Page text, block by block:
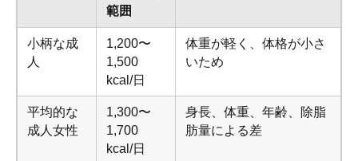
範囲
小柄な成
人
1,200〜
1,500
kcal/日
体重が軽く、体格が小さ
いため
平均的な
成人女性
1,300〜
1,700
kcal/日
身長、体重、年齢、除脂
肪量による差